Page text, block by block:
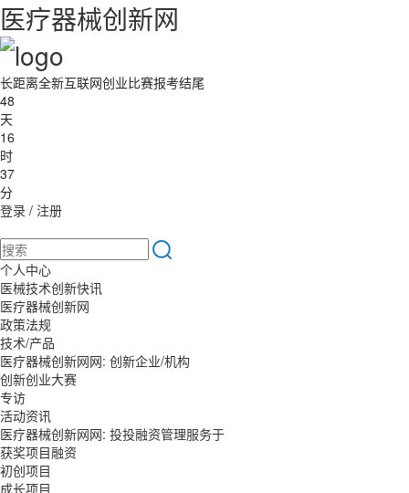
医疗器械创新网
长距离全新互联网创业比赛报考结尾
48
天
16
时
37
分
登录 / 注册
个人中心
医械技术创新快讯
医疗器械创新网
政策法规
技术/产品
医疗器械创新网网: 创新企业/机构
创新创业大赛
专访
活动资讯
医疗器械创新网网: 投投融资管理服务于
获奖项目融资
初创项目
成长项目